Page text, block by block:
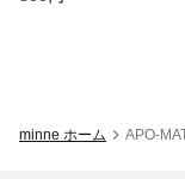
minne ホーム APO-